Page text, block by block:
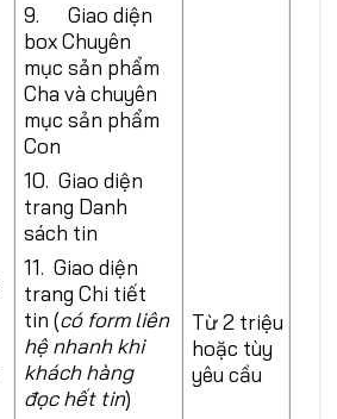
9. Giao diện
box Chuyên
mục sản phẩm
Cha và chuyên
mục sản phẩm
Con
10. Giao diện
trang Danh
sách tin
11. Giao diện
trang Chi tiết
tin (có form liên
hệ nhanh khi
khách hàng
đọc hết tin)
Từ 2 triệu
hoặc tùy
yêu cầu